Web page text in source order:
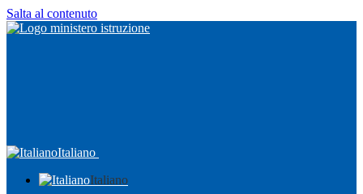
Salta al contenuto
Italiano
Italiano